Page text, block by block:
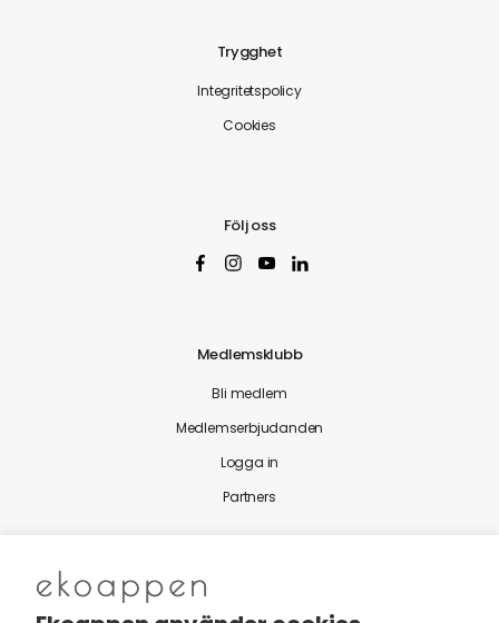
Trygghet
Integritetspolicy
Cookies
Följ oss
Medlemsklubb
Bli medlem
Medlemserbjudanden
Logga in
Partners
Nytt från Ekoappen